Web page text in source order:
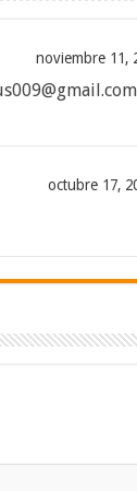
noviembre 11,
octubre 17,